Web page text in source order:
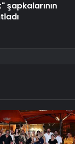
şapkalarının